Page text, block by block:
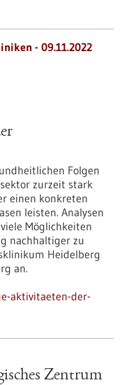
- 09.11.2022
Folgen
zurzeit stark
einen konkreten
leisten. Analysen
Möglichkeiten
nachhaltiger zu
Heidelberg
an.
aktivitaeten-der-
Zentrum